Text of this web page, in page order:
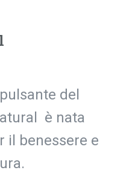
del
è nata
il benessere e